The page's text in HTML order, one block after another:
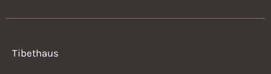
Tibethaus